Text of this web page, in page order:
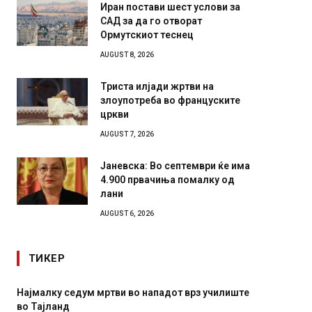
Иран постави шест услови за
САД за да го отворат
Ормутскиот теснец
AUGUST 8, 2026
Триста илјади жртви на
злоупотреба во француските
цркви
AUGUST 7, 2026
Јаневска: Во септември ќе има
4.900 првачиња помалку од
лани
AUGUST 6, 2026
ТИКЕР
во нападот врз училиште
СОЗИС: Украинците повеќе им